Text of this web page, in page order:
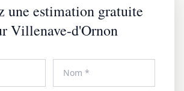
une estimation gratuite
Villenave-d'Ornon